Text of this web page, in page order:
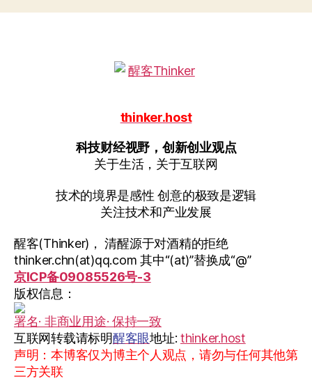
智
会”
thinker.host
科技财经视野，创新创业观点
关于生活，关于互联网
技术的境界是感性 创意的极致是逻辑
关注技术和产业发展
醒客(Thinker)， 清醒源于对酒精的拒绝
thinker.chn(at)qq.com 其中“(at)”替换成“@”
京ICP备09085526号-3
版权信息：
署名· 非商业用途· 保持一致
互联网转载请标明醒客眼地址: thinker.host
声明：本博客仅为博主个人观点，请勿与任何其他第
三方关联